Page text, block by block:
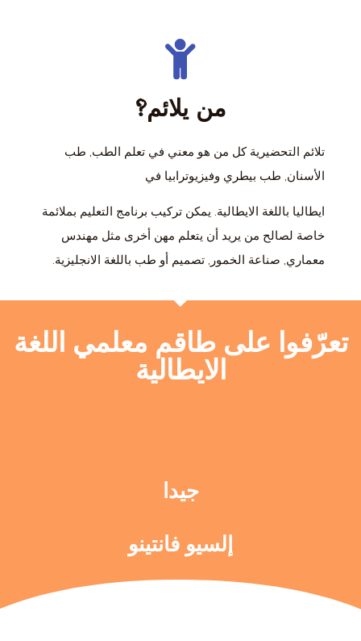
من يلائم?
تلائم التحضيرية كل من هو معني في تعلم الطب, طب
الأسنان, طب بيطري وفيزيوترابيا في
ايطاليا باللغة الايطالية. يمكن تركيب برنامج التعليم بملائمة
خاصة لصالح من يريد أن يتعلم مهن أخرى مثل مهندس
معماري, صناعة الخمور, تصميم أو طب باللغة الانجليزية.
تعرّفوا على طاقم معلمي اللغة
الايطالية
جيدا
إلسيو فانتينو